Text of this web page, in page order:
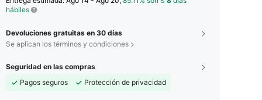
hábiles
Devoluciones gratuitas en 30 días
Se aplican los términos y condiciones
Seguridad en las compras
Pagos seguros
Protección de privacidad